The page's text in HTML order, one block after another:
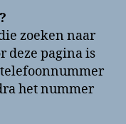
bellen?
Telefoonnummer
en
contactinformatie
zoeken naar
deze pagina is
het nummer